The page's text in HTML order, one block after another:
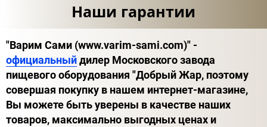
Наши гарантии
"Варим Сами (www.varim-sami.com)" -
официальныйдилер Московского завода
пищевого оборудования "Добрый Жар, поэтому
совершая покупку в нашем интернет-магазине,
Вы можете быть уверены в качестве наших
товаров, максимально выгодных ценах и